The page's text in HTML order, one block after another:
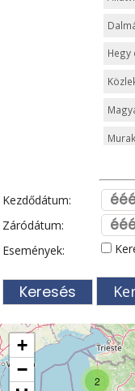
Hegy
Vár
Kezdődátum:
Záródátum:
Események:
2
+
−